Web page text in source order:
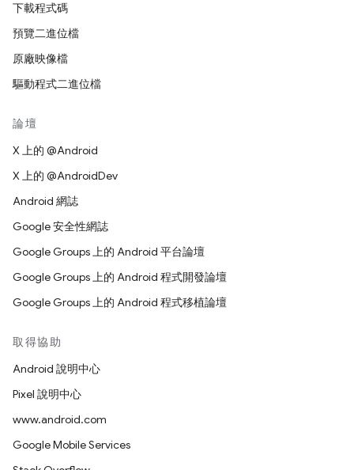
下載程式碼
預覽二進位檔
原廠映像檔
驅動程式二進位檔
論壇
X 上的 @Android
X 上的 @AndroidDev
Android 網誌
Google 安全性網誌
Google Groups 上的 Android 平台論壇
Google Groups 上的 Android 程式開發論壇
Google Groups 上的 Android 程式移植論壇
取得協助
Android 說明中心
Pixel 說明中心
www.android.com
Google Mobile Services